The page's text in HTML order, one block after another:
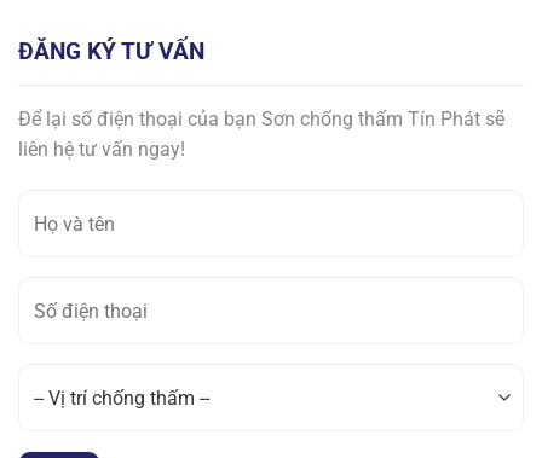
ĐĂNG KÝ TƯ VẤN
Để lại số điện thoại của bạn Sơn chống thấm Tín Phát sẽ
liên hệ tư vấn ngay!